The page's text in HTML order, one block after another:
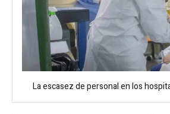
La escasez de personal en los